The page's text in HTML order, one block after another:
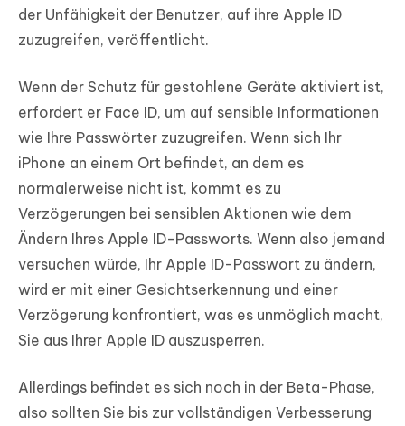
der Unfähigkeit der Benutzer, auf ihre Apple ID
zuzugreifen, veröffentlicht.
Wenn der Schutz für gestohlene Geräte aktiviert ist,
erfordert er Face ID, um auf sensible Informationen
wie Ihre Passwörter zuzugreifen. Wenn sich Ihr
iPhone an einem Ort befindet, an dem es
normalerweise nicht ist, kommt es zu
Verzögerungen bei sensiblen Aktionen wie dem
Ändern Ihres Apple ID-Passworts. Wenn also jemand
versuchen würde, Ihr Apple ID-Passwort zu ändern,
wird er mit einer Gesichtserkennung und einer
Verzögerung konfrontiert, was es unmöglich macht,
Sie aus Ihrer Apple ID auszusperren.
Allerdings befindet es sich noch in der Beta-Phase,
also sollten Sie bis zur vollständigen Verbesserung